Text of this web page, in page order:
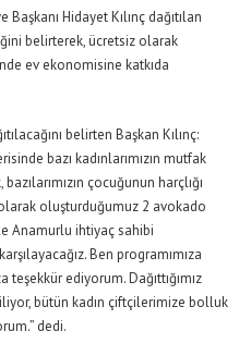
Hidayet Kılınç dağıtılan
belirterek, ücretsiz olarak
ev ekonomisine katkıda
belirten Başkan Kılınç:
bazı kadınlarımızın mutfak
çocuğunun harçlığı
oluşturduğumuz 2 avokado
Anamurlu ihtiyaç sahibi
Ben programımıza
ediyorum. Dağıttığımız
bütün kadın çiftçilerimize bolluk
dedi.